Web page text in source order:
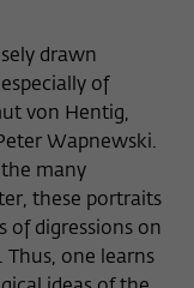
drawn
of
von Hentig,
Wapnewski.
many
these portraits
of digressions on
Thus, one learns
Daten über
des Besuchs auf